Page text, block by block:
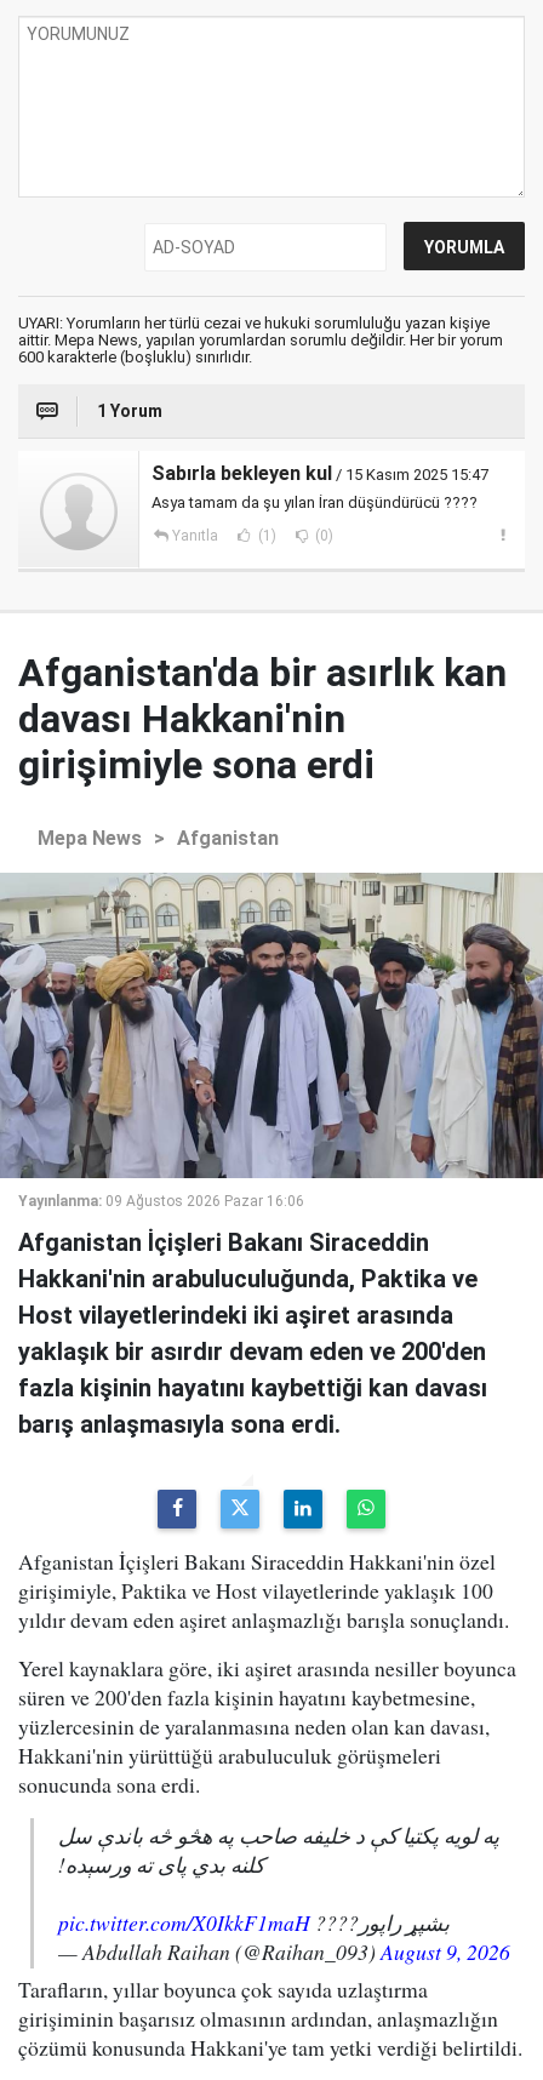
UYARI: Yorumların her türlü cezai ve hukuki sorumluluğu yazan kişiye
aittir. Mepa News, yapılan yorumlardan sorumlu değildir. Her bir yorum
600 karakterle (boşluklu) sınırlıdır.
1 Yorum
Sabırla bekleyen kul / 15 Kasım 2025 15:47
Asya tamam da şu yılan İran düşündürücü ????
Yanıtla (1) (0)
Afganistan'da bir asırlık kan
davası Hakkani'nin
girişimiyle sona erdi
Mepa News > Afganistan
Yayınlanma: 09 Ağustos 2026 Pazar 16:06
Afganistan İçişleri Bakanı Siraceddin
Hakkani'nin arabuluculuğunda, Paktika ve
Host vilayetlerindeki iki aşiret arasında
yaklaşık bir asırdır devam eden ve 200'den
fazla kişinin hayatını kaybettiği kan davası
barış anlaşmasıyla sona erdi.
Afganistan İçişleri Bakanı Siraceddin Hakkani'nin özel
girişimiyle, Paktika ve Host vilayetlerinde yaklaşık 100
yıldır devam eden aşiret anlaşmazlığı barışla sonuçlandı.
Yerel kaynaklara göre, iki aşiret arasında nesiller boyunca
süren ve 200'den fazla kişinin hayatını kaybetmesine,
yüzlercesinin de yaralanmasına neden olan kan davası,
Hakkani'nin yürüttüğü arabuluculuk görüşmeleri
sonucunda sona erdi.
په لویه پکتیا کې د خلیفه صاحب په هڅو څه باندې سل
کلنه بدي پای ته ورسېده!
بشپړ راپور????pic.twitter.com/X0IkkF1maH
— Abdullah Raihan (@Raihan_093)August 9, 2026
Tarafların, yıllar boyunca çok sayıda uzlaştırma
girişiminin başarısız olmasının ardından, anlaşmazlığın
çözümü konusunda Hakkani'ye tam yetki verdiği belirtildi.